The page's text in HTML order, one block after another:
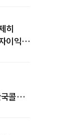
히
이익
콜마,